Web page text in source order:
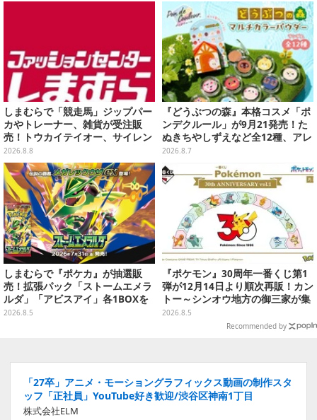
しまむらで「競走馬」ジップパー
カやトレーナー、雑貨が受注販
売！トウカイテイオー、サイレン
ススズカなど名馬をデザイン
2026.8.8
『どうぶつの森』本格コスメ「ポ
ンデクルール」が9月21発売！た
ぬきちやしずえなど全12種、アレ
ンジできるリアクションシールも
付属
2026.8.7
しまむらで『ポケカ』が抽選販
売！拡張パック「ストームエメラ
ルダ」「アビスアイ」各1BOXを
ラインナップ
2026.8.5
『ポケモン』30周年一番くじ第1
弾が12月14日より順次再販！カン
トー～シンオウ地方の御三家が集
まった時計、ぬいぐるみなど記念
グッズ盛りだくさん
2026.8.5
Recommended by
「27卒」アニメ・モーショングラフィックス動画の制作スタ
ッフ「正社員」YouTube好き歓迎/渋谷区神南1丁目
株式会社ELM